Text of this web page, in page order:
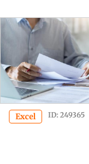
Excel ID: 249365